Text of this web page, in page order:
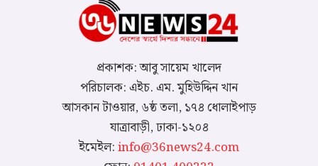
প্রকাশক: আবু সায়েম খালেদ
পরিচালক: এইচ. এম. মুহিউদ্দিন খান
আসকান টাওয়ার, ৬ষ্ঠ তলা, ১৭৪ ধোলাইপাড়
যাত্রাবাড়ী, ঢাকা-১২০৪
ইমেইল:info@36news24.com